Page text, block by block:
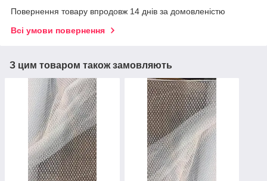
Повернення товару впродовж 14 днів за домовленістю
Всі умови повернення
З цим товаром також замовляють